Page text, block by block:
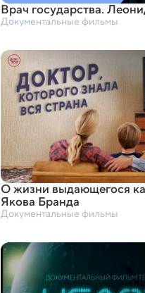
Врач государства.
Документальные фильмы
О жизни выдающегося
Якова Бранда
Документальные фильмы